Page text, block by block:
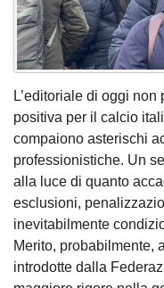
L’editoriale di oggi
positiva per il calcio
compaiono asterischi
professionistiche. Un
alla luce di quanto
esclusioni,
inevitabilmente
Merito, probabilmente,
introdotte dalla